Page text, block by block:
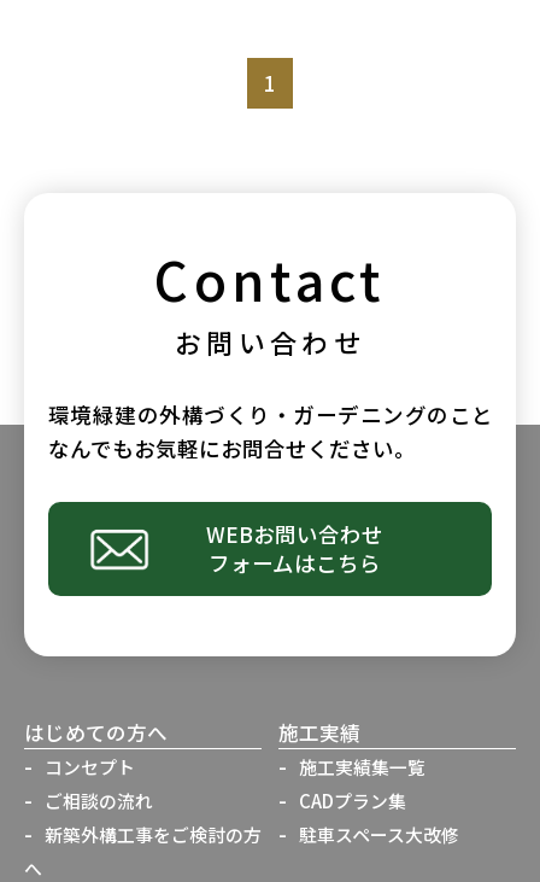
1
Contact
お問い合わせ
環境緑建の外構づくり・ガーデニングのこと
なんでもお気軽にお問合せください。
WEBお問い合わせ
フォームはこちら
はじめての方へ
コンセプト
ご相談の流れ
新築外構工事をご検討の方
へ
施工実績
施工実績集一覧
CADプラン集
駐車スペース大改修